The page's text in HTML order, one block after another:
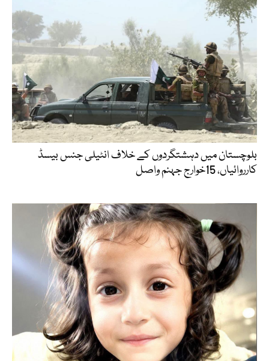
بلوچستان میں دہشتگردوں کے خلاف انٹیلی جنس بیسڈ
کارروائیاں، 15خوارج جہنم واصل